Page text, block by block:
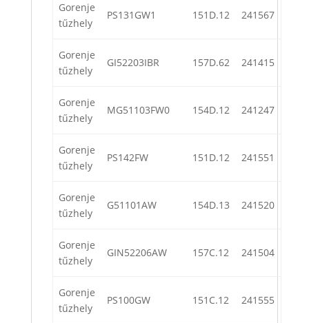
Gorenje
tűzhely
PS131GW1 151D.12 241567
Gorenje
tűzhely
GI52203IBR 157D.62 241415
Gorenje
tűzhely
MG51103FW0 154D.12 241247
Gorenje
tűzhely
PS142FW 151D.12 241551
Gorenje
tűzhely
G51101AW 154D.13 241520
Gorenje
tűzhely
GIN52206AW 157C.12 241504
Gorenje
tűzhely
PS100GW 151C.12 241555